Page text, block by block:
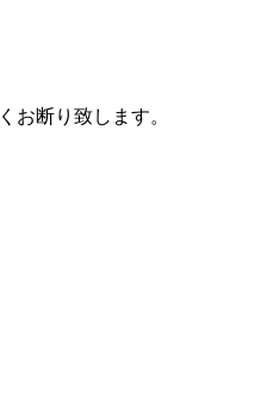
お断り致します。